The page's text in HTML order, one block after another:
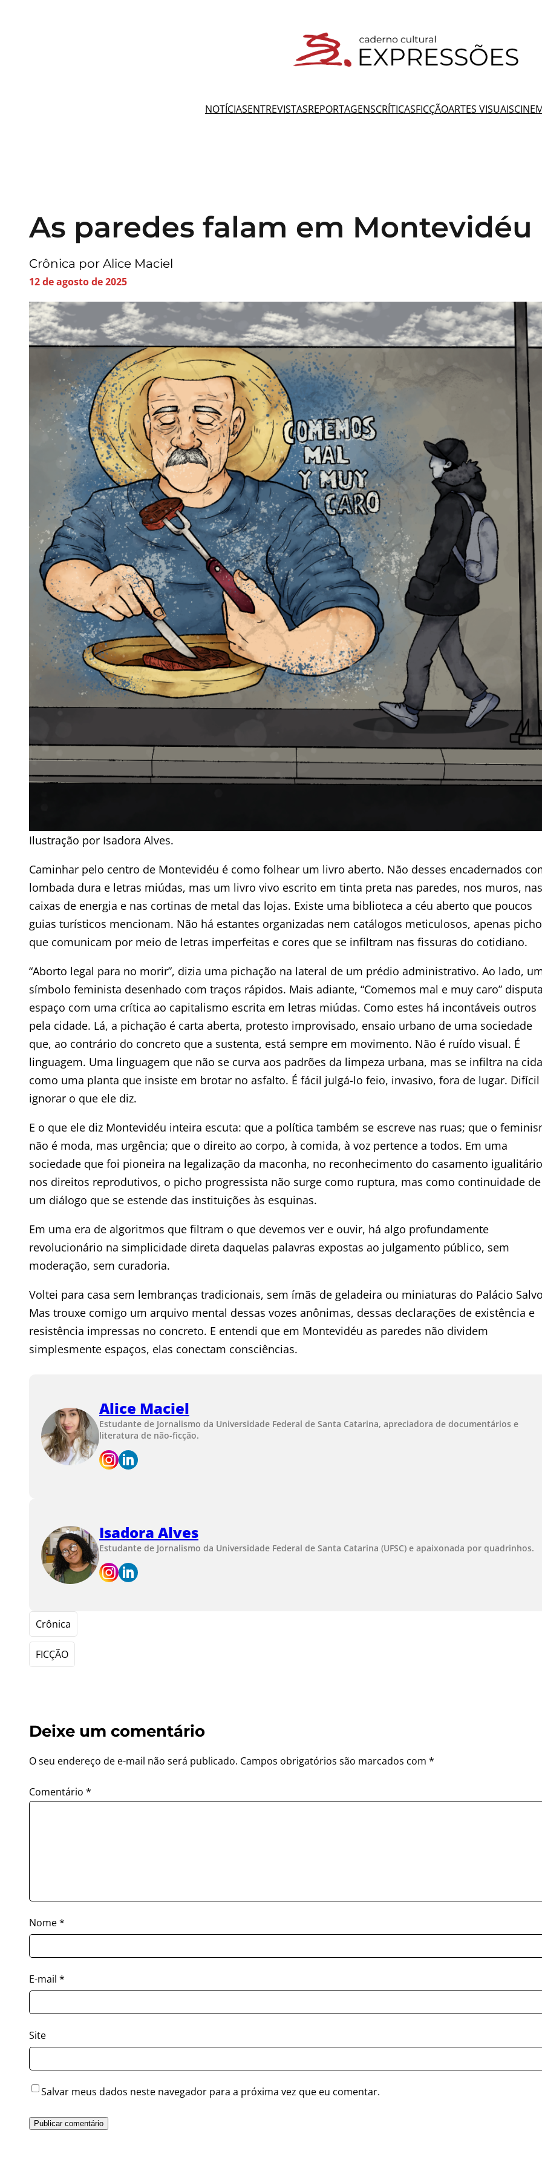
NOTÍCIASENTREVISTASREPORTAGENSCRÍTICASFICÇÃOARTES VISUAIS
As paredes falam em Montevidéu
Crônica por Alice Maciel
12 de agosto de 2025
Ilustração por Isadora Alves.
Caminhar pelo centro de Montevidéu é como folhear um livro aberto. Não desses encadernados
lombada dura e letras miúdas, mas um livro vivo escrito em tinta preta nas paredes, nos muros, nas
caixas de energia e nas cortinas de metal das lojas. Existe uma biblioteca a céu aberto que poucos
guias turísticos mencionam. Não há estantes organizadas nem catálogos meticulosos, apenas
que comunicam por meio de letras imperfeitas e cores que se infiltram nas fissuras do cotidiano.
“Aborto legal para no morir”, dizia uma pichação na lateral de um prédio administrativo. Ao lado,
símbolo feminista desenhado com traços rápidos. Mais adiante, “Comemos mal e muy caro”
espaço com uma crítica ao capitalismo escrita em letras miúdas. Como estes há incontáveis outros
pela cidade. Lá, a pichação é carta aberta, protesto improvisado, ensaio urbano de uma sociedade
que, ao contrário do concreto que a sustenta, está sempre em movimento. Não é ruído visual. É
linguagem. Uma linguagem que não se curva aos padrões da limpeza urbana, mas se infiltra na
como uma planta que insiste em brotar no asfalto. É fácil julgá-lo feio, invasivo, fora de lugar. Difícil
ignorar o que ele diz.
E o que ele diz Montevidéu inteira escuta: que a política também se escreve nas ruas; que o
não é moda, mas urgência; que o direito ao corpo, à comida, à voz pertence a todos. Em uma
sociedade que foi pioneira na legalização da maconha, no reconhecimento do casamento
nos direitos reprodutivos, o picho progressista não surge como ruptura, mas como continuidade de
um diálogo que se estende das instituições às esquinas.
Em uma era de algoritmos que filtram o que devemos ver e ouvir, há algo profundamente
revolucionário na simplicidade direta daquelas palavras expostas ao julgamento público, sem
moderação, sem curadoria.
Voltei para casa sem lembranças tradicionais, sem ímãs de geladeira ou miniaturas do Palácio
Mas trouxe comigo um arquivo mental dessas vozes anônimas, dessas declarações de existência e
resistência impressas no concreto. E entendi que em Montevidéu as paredes não dividem
simplesmente espaços, elas conectam consciências.
Alice Maciel
Estudante de Jornalismo da Universidade Federal de Santa Catarina, apreciadora de documentários e
literatura de não-ficção.
Isadora Alves
Estudante de Jornalismo da Universidade Federal de Santa Catarina (UFSC) e apaixonada por quadrinhos.
Crônica
FICÇÃO
Deixe um comentário
O seu endereço de e-mail não será publicado. Campos obrigatórios são marcados com *
Comentário *
Nome*
E-mail *
Site
Salvar meus dados neste navegador para a próxima vez que eu comentar.